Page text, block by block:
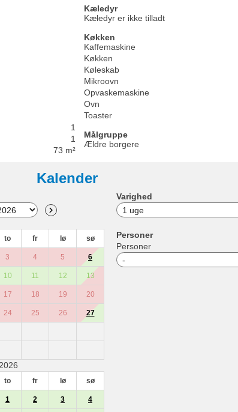
1
1
73 m²
Kæledyr
Kæledyr er ikke tilladt
Køkken
Kaffemaskine
Køkken
Køleskab
Mikroovn
Opvaskemaskine
Ovn
Toaster
Målgruppe
Ældre borgere
Kalender
to fr lø sø
3 4 5 6
10 11 12 13
17 18 19 20
24 25 26 27
to fr lø sø
1 2 3 4
Varighed
Personer
Personer